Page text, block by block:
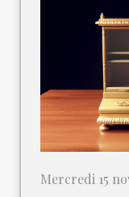
Mercredi 15